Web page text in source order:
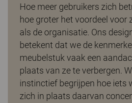
Hoe meer gebruikers zich
hoe groter het voordeel voor
als de organisatie. Ons
betekent dat we de
meubelstuk vaak een
plaats van ze te verbergen.
instinctief begrijpen hoe iets
zich in plaats daarvan